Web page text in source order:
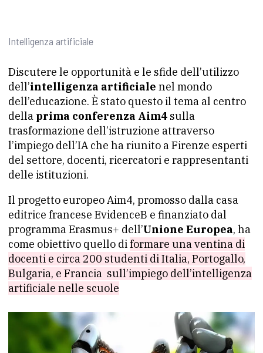
Intelligenza artificiale
Discutere le opportunità e le sfide dell’utilizzo
dell’intelligenza artificiale nel mondo
dell’educazione. È stato questo il tema al centro
della prima conferenza Aim4 sulla
trasformazione dell’istruzione attraverso
l’impiego dell’IA che ha riunito a Firenze esperti
del settore, docenti, ricercatori e rappresentanti
delle istituzioni.
Il progetto europeo Aim4, promosso dalla casa
editrice francese EvidenceB e finanziato dal
programma Erasmus+ dell’Unione Europea, ha
come obiettivo quello diformare una ventina di
docenti e circa 200 studenti di Italia, Portogallo,
Bulgaria, e Francia sull’impiego dell’intelligenza
artificiale nelle scuole